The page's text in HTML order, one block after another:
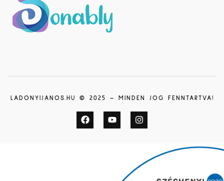
LADONYIJANOS.HU © 2025 – MINDEN JOG FENNTARTVA!